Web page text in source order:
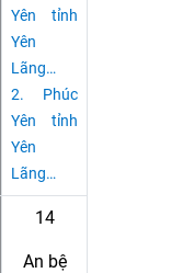
Yên tỉnh
Yên
Lãng…
2. Phúc
Yên tỉnh
Yên
Lãng…
14
An bệ